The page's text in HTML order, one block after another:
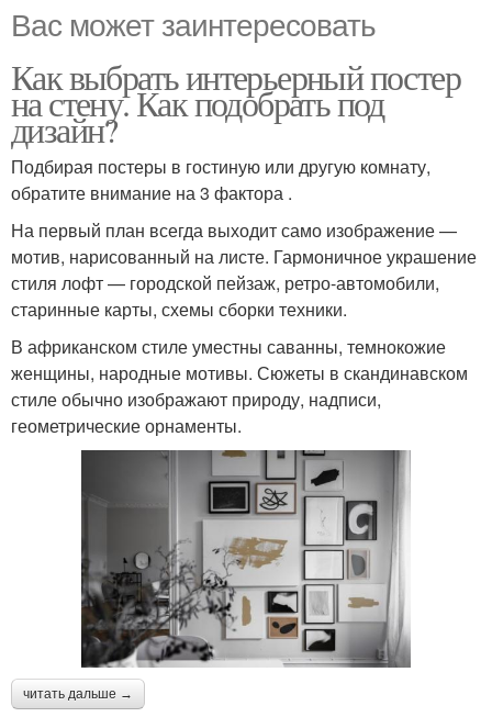
Вас может заинтересовать
Как выбрать интерьерный постер
на стену. Как подобрать под
дизайн?
Подбирая постеры в гостиную или другую комнату,
обратите внимание на 3 фактора .
На первый план всегда выходит само изображение —
мотив, нарисованный на листе. Гармоничное украшение
стиля лофт — городской пейзаж, ретро-автомобили,
старинные карты, схемы сборки техники.
В африканском стиле уместны саванны, темнокожие
женщины, народные мотивы. Сюжеты в скандинавском
стиле обычно изображают природу, надписи,
геометрические орнаменты.
читать дальше →